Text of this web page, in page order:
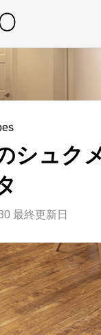
シュク
最終更新日